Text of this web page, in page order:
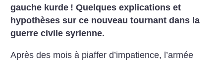
gauche kurde ! Quelques explications et
hypothèses sur ce nouveau tournant dans la
guerre civile syrienne.
Après des mois à piaffer d’impatience, l’armée